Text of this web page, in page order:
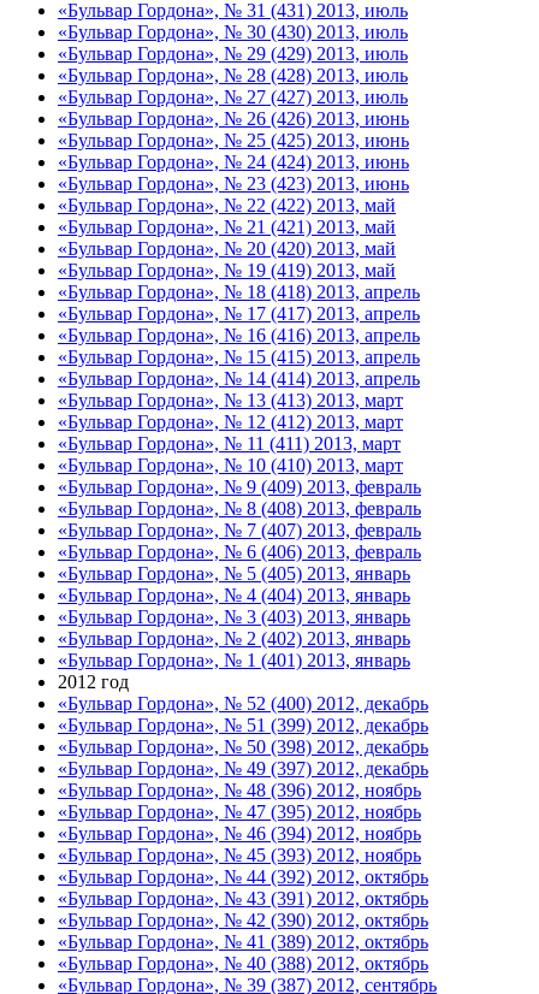
«Бульвар Гордона», № 31 (431) 2013, июль
«Бульвар Гордона», № 30 (430) 2013, июль
«Бульвар Гордона», № 29 (429) 2013, июль
«Бульвар Гордона», № 28 (428) 2013, июль
«Бульвар Гордона», № 27 (427) 2013, июль
«Бульвар Гордона», № 26 (426) 2013, июнь
«Бульвар Гордона», № 25 (425) 2013, июнь
«Бульвар Гордона», № 24 (424) 2013, июнь
«Бульвар Гордона», № 23 (423) 2013, июнь
«Бульвар Гордона», № 22 (422) 2013, май
«Бульвар Гордона», № 21 (421) 2013, май
«Бульвар Гордона», № 20 (420) 2013, май
«Бульвар Гордона», № 19 (419) 2013, май
«Бульвар Гордона», № 18 (418) 2013, апрель
«Бульвар Гордона», № 17 (417) 2013, апрель
«Бульвар Гордона», № 16 (416) 2013, апрель
«Бульвар Гордона», № 15 (415) 2013, апрель
«Бульвар Гордона», № 14 (414) 2013, апрель
«Бульвар Гордона», № 13 (413) 2013, март
«Бульвар Гордона», № 12 (412) 2013, март
«Бульвар Гордона», № 11 (411) 2013, март
«Бульвар Гордона», № 10 (410) 2013, март
«Бульвар Гордона», № 9 (409) 2013, февраль
«Бульвар Гордона», № 8 (408) 2013, февраль
«Бульвар Гордона», № 7 (407) 2013, февраль
«Бульвар Гордона», № 6 (406) 2013, февраль
«Бульвар Гордона», № 5 (405) 2013, январь
«Бульвар Гордона», № 4 (404) 2013, январь
«Бульвар Гордона», № 3 (403) 2013, январь
«Бульвар Гордона», № 2 (402) 2013, январь
«Бульвар Гордона», № 1 (401) 2013, январь
2012 год
«Бульвар Гордона», № 52 (400) 2012, декабрь
«Бульвар Гордона», № 51 (399) 2012, декабрь
«Бульвар Гордона», № 50 (398) 2012, декабрь
«Бульвар Гордона», № 49 (397) 2012, декабрь
«Бульвар Гордона», № 48 (396) 2012, ноябрь
«Бульвар Гордона», № 47 (395) 2012, ноябрь
«Бульвар Гордона», № 46 (394) 2012, ноябрь
«Бульвар Гордона», № 45 (393) 2012, ноябрь
«Бульвар Гордона», № 44 (392) 2012, октябрь
«Бульвар Гордона», № 43 (391) 2012, октябрь
«Бульвар Гордона», № 42 (390) 2012, октябрь
«Бульвар Гордона», № 41 (389) 2012, октябрь
«Бульвар Гордона», № 40 (388) 2012, октябрь
«Бульвар Гордона», № 39 (387) 2012, сентябрь